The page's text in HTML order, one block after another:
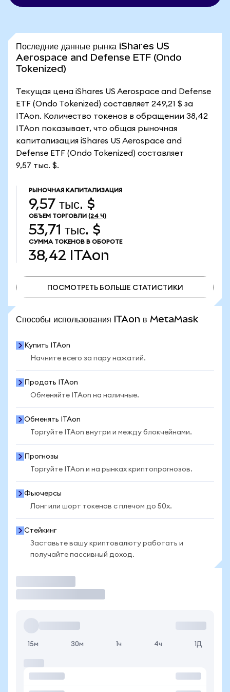
Последние данные рынка iShares US
Aerospace and Defense ETF (Ondo
Tokenized)
Текущая цена iShares US Aerospace and Defense
ETF (Ondo Tokenized) составляет 249,21 $ за
ITAon. Количество токенов в обращении 38,42
ITAon показывает, что общая рыночная
капитализация iShares US Aerospace and
Defense ETF (Ondo Tokenized) составляет
9,57 тыс. $.
РЫНОЧНАЯ КАПИТАЛИЗАЦИЯ
9,57 тыс. $
ОБЪЕМ ТОРГОВЛИ (24 Ч)
53,71 тыс. $
СУММА ТОКЕНОВ В ОБОРОТЕ
38,42 ITAon
ПОСМОТРЕТЬ БОЛЬШЕ СТАТИСТИКИ
Способы использования ITAon в MetaMask
Купить ITAon
Начните всего за пару нажатий.
Продать ITAon
Обменяйте ITAon на наличные.
Обменять ITAon
Торгуйте ITAon внутри и между блокчейнами.
Прогнозы
Торгуйте ITAon и на рынках криптопрогнозов.
Фьючерсы
Лонг или шорт токенов с плечом до 50x.
Стейкинг
Заставьте вашу криптовалюту работать и
получайте пассивный доход.
15м 30м 1ч 4ч 1Д